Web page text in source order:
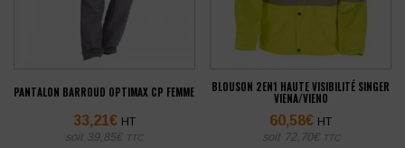
PANTALON BARROUD OPTIMAX CP FEMME
33,21€ HT
soit 39,85€ TTC
BLOUSON 2EN1 HAUTE VISIBILITÉ SINGER
VIENA/VIENO
60,58€ HT
soit 72,70€ TTC